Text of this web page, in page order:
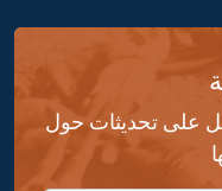
على تحديثات حول